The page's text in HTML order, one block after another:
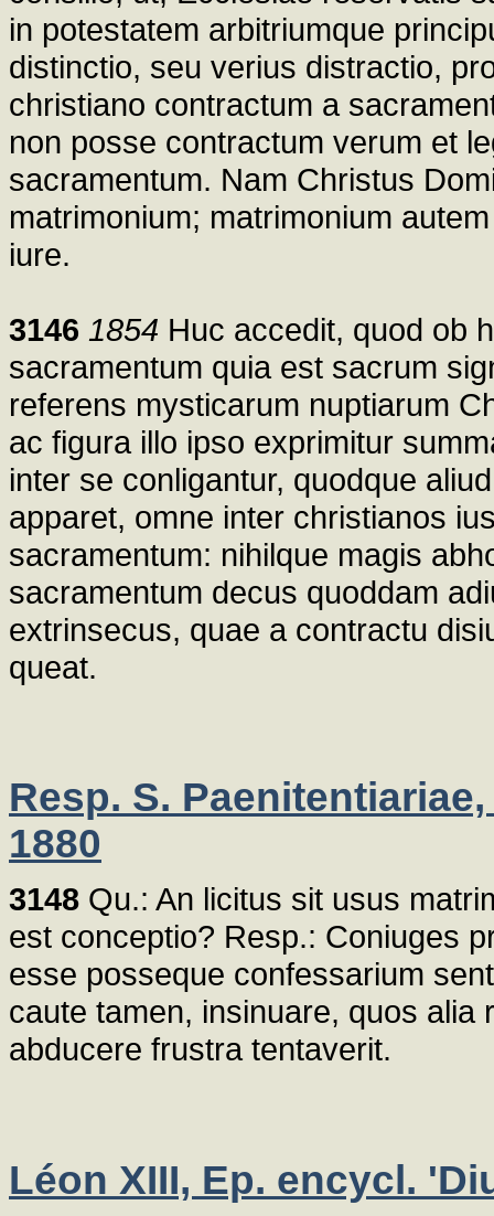
in potestatem arbitriumque
distinctio, seu verius distractio,
christiano contractum a
non posse contractum verum et
sacramentum. Nam Christus
matrimonium; matrimonium
iure.
3146 1854 Huc accedit, quod ob
sacramentum quia est sacrum
referens mysticarum nuptiarum
ac figura illo ipso exprimitur
inter se conligantur, quodque
apparet, omne inter christianos
sacramentum: nihilque magis
sacramentum decus quoddam
extrinsecus, quae a contractu
queat.
Resp. S.
1880
3148 Qu.: An licitus sit usus
est conceptio? Resp.: Coniuges
esse posseque confessarium
caute tamen, insinuare, quos alia
abducere frustra tentaverit.
Léon XIII, Ep. encycl.